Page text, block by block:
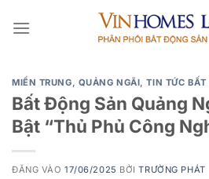
qua
MIỀN TRUNG, QUẢNG NGÃI,TIN TỨC
Bất Động Sản Quảng
Bật “Thủ Phủ Công
ĐĂNG VÀO17/06/2025 BỞITRƯỜNG PHÁT